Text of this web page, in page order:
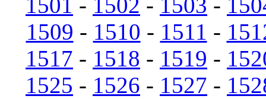
1509 - 1510 - 1511 -
1517 - 1518 - 1519 -
1525 - 1526 - 1527 -